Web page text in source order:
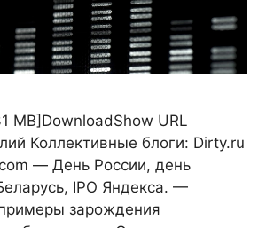
MB]DownloadShow URL
Коллективные блоги: Dirty.ru
— День России, день
IPO Яндекса. —
зарождения